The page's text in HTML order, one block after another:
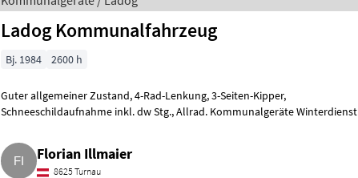
Ladog Kommunalfahrzeug
Bj. 1984 2600 h
Guter allgemeiner Zustand, 4-Rad-Lenkung, 3-Seiten-Kipper,
Schneeschildaufnahme inkl. dw Stg., Allrad. Kommunalgeräte Winterdienst
Florian Illmaier
8625 Turnau